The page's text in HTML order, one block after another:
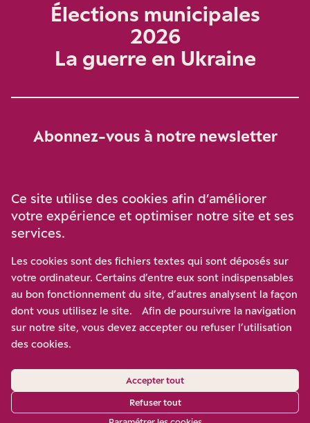
Élections municipales
2026
La guerre en Ukraine
Abonnez-vous à notre newsletter
Participez à notre effort pour conforter la démocratie en
luttant contre l’ascension aux extrêmes, et la
disqualification de l’adversaire, en promouvant la
confrontation des idées et des opinions.
Nous soutenir
Ce site utilise des cookies afin d’améliorer
votre expérience et optimiser notre site et ses
services.
Les cookies sont des fichiers textes qui sont déposés sur
votre ordinateur. Certains d’entre eux sont indispensables
au bon fonctionnement du site, d’autres analysent la façon
dont vous utilisez le site. Afin de poursuivre la navigation
sur notre site, vous devez accepter ou refuser l’utilisation
des cookies.
Accepter tout
Refuser tout